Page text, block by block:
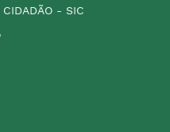
CIDADÃO - SIC